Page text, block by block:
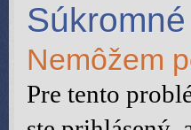
Nemôžem
Pre tento